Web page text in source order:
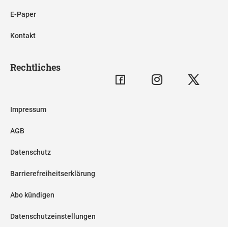
E-Paper
Kontakt
Rechtliches
Impressum
AGB
Datenschutz
Barrierefreiheitserklärung
Abo kündigen
Datenschutzeinstellungen